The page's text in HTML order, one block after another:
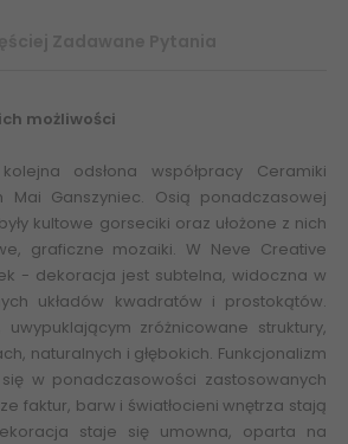
możliwości
odsłona współpracy Ceramiki
Mai Ganszyniec. Osią ponadczasowej
kultowe gorseciki oraz ułożone z nich
graficzne mozaiki. W Neve Creative
- dekoracja jest subtelna, widoczna w
układów kwadratów i prostokątów.
zróżnicowane struktury,
naturalnych i głębokich. Funkcjonalizm
w ponadczasowości zastosowanych
faktur, barw i światłocieni wnętrza stają
staje się umowna, oparta na